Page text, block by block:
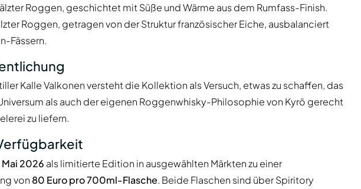
Roggen, geschichtet mit Süße und Wärme aus dem Rumfass-Finish.
Roggen, getragen von der Struktur französischer Eiche, ausbalanciert
Fässern.
Kalle Valkonen versteht die Kollektion als Versuch, etwas zu schaffen, das
als auch der eigenen Roggenwhisky-Philosophie von Kyrö gerecht
zu liefern.
Mai 2026 als limitierte Edition in ausgewählten Märkten zu einer
von 80 Euro pro 700ml-Flasche. Beide Flaschen sind über Spiritory